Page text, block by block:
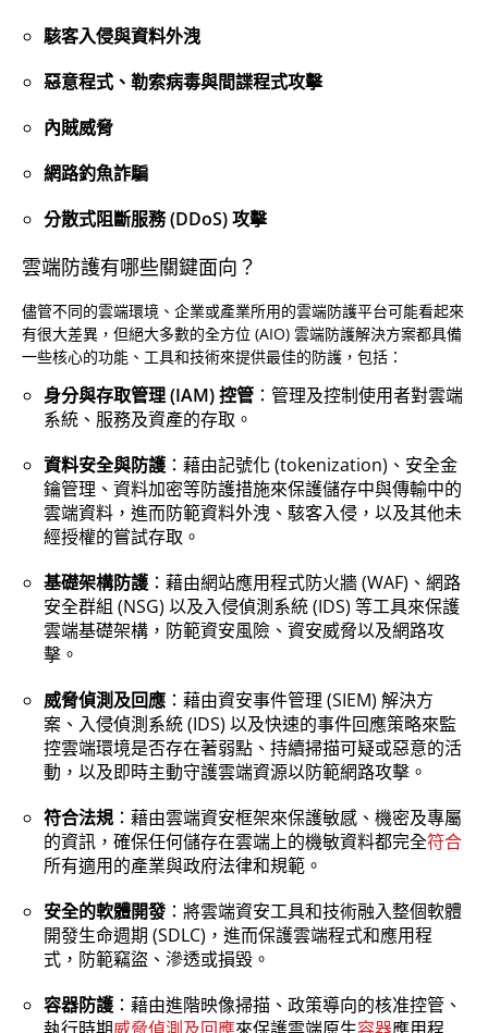
駭客入侵與資料外洩
惡意程式、勒索病毒與間諜程式攻擊
內賊威脅
網路釣魚詐騙
分散式阻斷服務 (DDoS) 攻擊
雲端防護有哪些關鍵面向？
儘管不同的雲端環境、企業或產業所用的雲端防護平台可能看起來
有很大差異，但絕大多數的全方位 (AIO) 雲端防護解決方案都具備
一些核心的功能、工具和技術來提供最佳的防護，包括：
身分與存取管理 (IAM) 控管 ：管理及控制使用者對雲端
系統、服務及資產的存取。
資料安全與防護 ：藉由記號化 (tokenization)、安全金
鑰管理、資料加密等防護措施來保護儲存中與傳輸中的
雲端資料，進而防範資料外洩、駭客入侵，以及其他未
經授權的嘗試存取。
基礎架構防護 ：藉由網站應用程式防火牆 (WAF)、網路
安全群組 (NSG) 以及入侵偵測系統 (IDS) 等工具來保護
雲端基礎架構，防範資安風險、資安威脅以及網路攻
擊。
威脅偵測及回應 ：藉由資安事件管理 (SIEM) 解決方
案、入侵偵測系統 (IDS) 以及快速的事件回應策略來監
控雲端環境是否存在著弱點、持續掃描可疑或惡意的活
動，以及即時主動守護雲端資源以防範網路攻擊。
符合法規 ：藉由雲端資安框架來保護敏感、機密及專屬
的資訊，確保任何儲存在雲端上的機敏資料都完全符合
所有適用的產業與政府法律和規範。
安全的軟體開發 ：將雲端資安工具和技術融入整個軟體
開發生命週期 (SDLC)，進而保護雲端程式和應用程
式，防範竊盜、滲透或損毀。
容器防護 ：藉由進階映像掃描、政策導向的核准控管、